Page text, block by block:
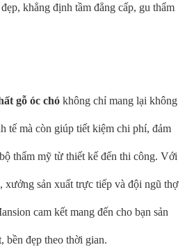
khẳng định tầm đẳng cấp, gu thẩm
gỗ óc chó không chỉ mang lại không
tế mà còn giúp tiết kiệm chi phí, đảm
thẩm mỹ từ thiết kế đến thi công. Với
xưởng sản xuất trực tiếp và đội ngũ thợ
cam kết mang đến cho bạn sản
bền đẹp theo thời gian.